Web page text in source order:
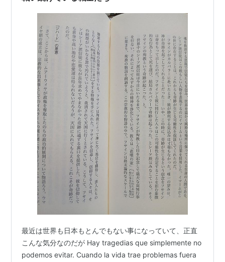
最近は世界も日本もとんでもない事になっていて、正直
こんな気分なのだが Hay tragedias que simplemente no
podemos evitar. Cuando la vida trae problemas fuera